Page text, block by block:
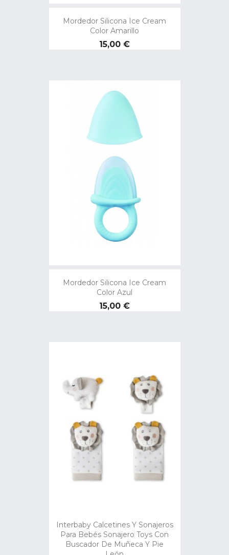
Mordedor Silicona Ice Cream
Color Amarillo
Precio
15,00 €
Mordedor Silicona Ice Cream
Color Azul
Precio
15,00 €
Interbaby Calcetines Y Sonajeros
Para Bebés Sonajero Toys Con
Buscador De Muñeca Y Pie